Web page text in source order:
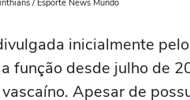
/ Esporte News Mundo
inicialmente
função desde julho de
Apesar de